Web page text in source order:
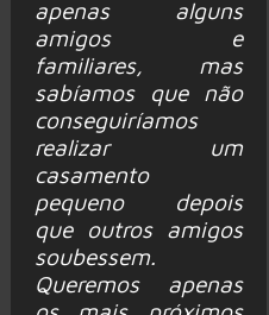
apenas alguns
amigos e
familiares, mas
sabíamos que não
conseguiríamos
realizar um
casamento
pequeno depois
que outros amigos
soubessem.
Queremos apenas